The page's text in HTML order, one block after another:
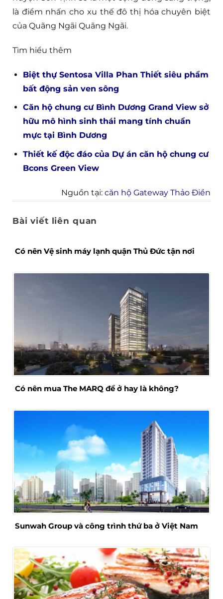
là điểm nhấn cho xu thế đô thị hóa chuyên biệt
của Quãng Ngãi Quãng Ngãi.
Tìm hiểu thêm
Biệt thự Sentosa Villa Phan Thiết siêu phẩm
bất động sản ven sông
Căn hộ chung cư Bình Dương Grand View sở
hữu mô hình sinh thái mang tính chuẩn
mực tại Bình Dương
Thiết kế độc đáo của Dự án căn hộ chung cư
Bcons Green View
Nguồn tại: căn hộ Gateway Thảo Điền
Bài viết liên quan
Có nên Vệ sinh máy lạnh quận Thủ Đức tận nơi
Có nên mua The MARQ để ở hay là không?
Sunwah Group và công trình thứ ba ở Việt Nam